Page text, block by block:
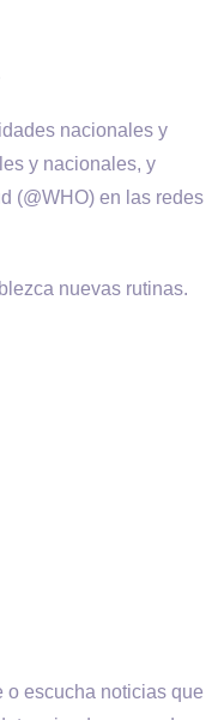
nacionales y
y nacionales, y
(@WHO) en las redes
nuevas rutinas.
o escucha noticias que